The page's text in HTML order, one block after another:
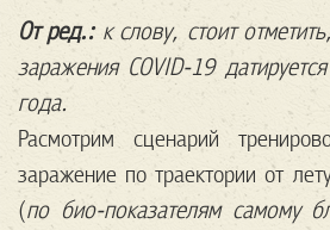
От ред.:к слову, стоит
заражения COVID-19
года.
Расмотрим сценарий
заражение по траектории от
(по био-показателям самому